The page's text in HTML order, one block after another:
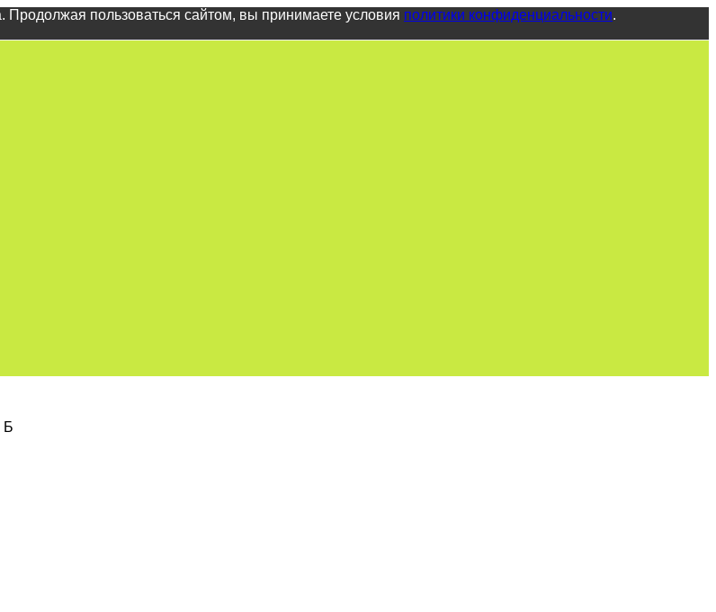
пользоваться сайтом, вы принимаете условия политики конфиденциальности.
Б